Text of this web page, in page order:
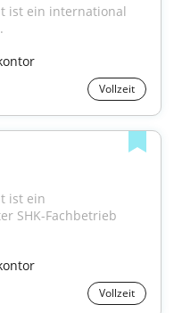
ist ein international
Vollzeit
ist ein
SHK-Fachbetrieb
Vollzeit